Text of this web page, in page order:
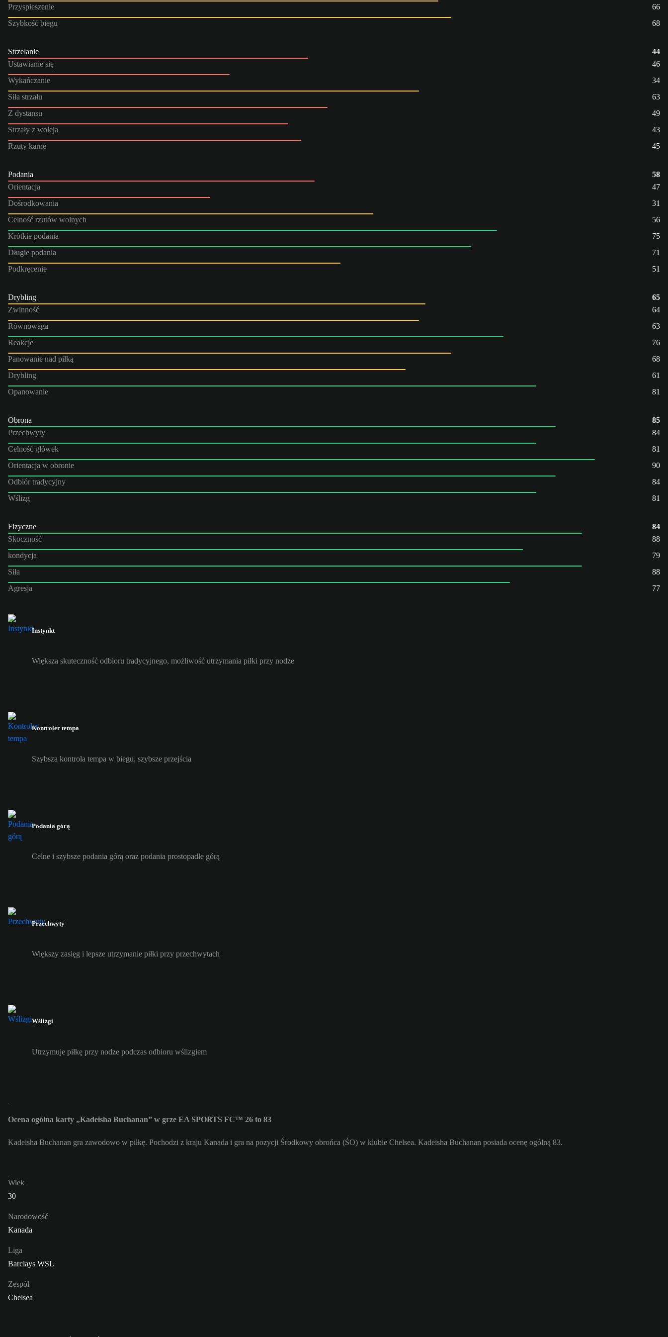
Przyspieszenie
66
Szybkość biegu
68
Strzelanie
44
Ustawianie się
46
Wykańczanie
34
Siła strzału
63
Z dystansu
49
Strzały z woleja
43
Rzuty karne
45
Podania
58
Orientacja
47
Dośrodkowania
31
Celność rzutów wolnych
56
Krótkie podania
75
Długie podania
71
Podkręcenie
51
Drybling
65
Zwinność
64
Równowaga
63
Reakcje
76
Panowanie nad piłką
68
Drybling
61
Opanowanie
81
Obrona
85
Przechwyty
84
Celność główek
81
Orientacja w obronie
90
Odbiór tradycyjny
84
Wślizg
81
Fizyczne
84
Skoczność
88
kondycja
79
Siła
88
Agresja
77
Instynkt
Większa skuteczność odbioru tradycyjnego, możliwość utrzymania piłki przy nodze
Kontroler tempa
Szybsza kontrola tempa w biegu, szybsze przejścia
Podania górą
Celne i szybsze podania górą oraz podania prostopadłe górą
Przechwyty
Większy zasięg i lepsze utrzymanie piłki przy przechwytach
Wślizgi
Utrzymuje piłkę przy nodze podczas odbioru wślizgiem
Ocena ogólna karty „Kadeisha Buchanan” w grze EA SPORTS FC™ 26 to 83
Kadeisha Buchanan gra zawodowo w piłkę. Pochodzi z kraju Kanada i gra na pozycji Środkowy obrońca (ŚO) w klubie Chelsea. Kadeisha Buchanan posiada ocenę ogólną 83.
Wiek
30
Narodowość
Kanada
Liga
Barclays WSL
Zespół
Chelsea